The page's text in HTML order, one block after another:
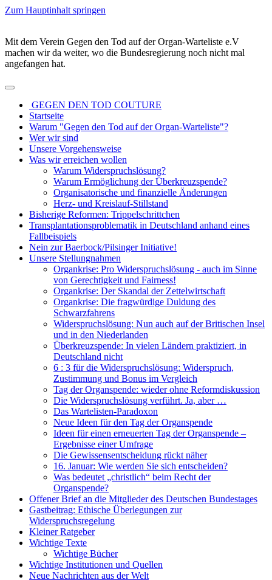
Zum Hauptinhalt springen
Mit dem Verein Gegen den Tod auf der Organ-Warteliste e.V
machen wir da weiter, wo die Bundesregierung noch nicht mal
angefangen hat.
GEGEN DEN TOD COUTURE
Startseite
Warum "Gegen den Tod auf der Organ-Warteliste"?
Wer wir sind
Unsere Vorgehensweise
Was wir erreichen wollen
Warum Widerspruchslösung?
Warum Ermöglichung der Überkreuzspende?
Organisatorische und finanzielle Änderungen
Herz- und Kreislauf-Stillstand
Bisherige Reformen: Trippelschrittchen
Transplantationsproblematik in Deutschland anhand eines
Fallbeispiels
Nein zur Baerbock/Pilsinger Initiative!
Unsere Stellungnahmen
Organkrise: Pro Widerspruchslösung - auch im Sinne
von Gerechtigkeit und Fairness!
Organkrise: Der Skandal der Zettelwirtschaft
Organkrise: Die fragwürdige Duldung des
Schwarzfahrens
Widerspruchslösung: Nun auch auf der Britischen Insel
und in den Niederlanden
Überkreuzspende: In vielen Ländern praktiziert, in
Deutschland nicht
6 : 3 für die Widerspruchslösung: Widerspruch,
Zustimmung und Bonus im Vergleich
Tag der Organspende: wieder ohne Reformdiskussion
Die Widerspruchslösung verführt. Ja, aber …
Das Wartelisten-Paradoxon
Neue Ideen für den Tag der Organspende
Ideen für einen erneuerten Tag der Organspende –
Ergebnisse einer Umfrage
Die Gewissensentscheidung rückt näher
16. Januar: Wie werden Sie sich entscheiden?
Was bedeutet „christlich“ beim Recht der
Organspende?
Offener Brief an die Mitglieder des Deutschen Bundestages
Gastbeitrag: Ethische Überlegungen zur
Widerspruchsregelung
Kleiner Ratgeber
Wichtige Texte
Wichtige Bücher
Wichtige Institutionen und Quellen
Neue Nachrichten aus der Welt